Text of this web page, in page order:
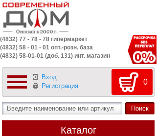
(4832) 77 - 78 - 78 гипермаркет
(4832) 58 - 01 - 01 опт.-розн. база
(4832) 58-01-01 (доб. 131) инт. магазин
Вход
Регистрация
0
Каталог